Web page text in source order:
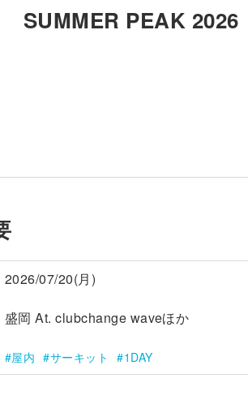
SUMMER PEAK 2026
2026/07/20(月)
盛岡 At. clubchange waveほか
屋内 サーキット 1DAY